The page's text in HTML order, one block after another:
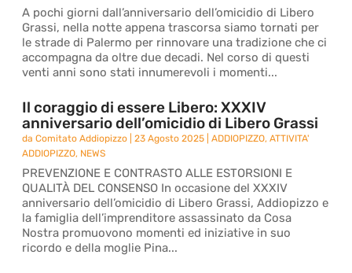
A pochi giorni dall’anniversario dell’omicidio di Libero
Grassi, nella notte appena trascorsa siamo tornati per
le strade di Palermo per rinnovare una tradizione che ci
accompagna da oltre due decadi. Nel corso di questi
venti anni sono stati innumerevoli i momenti...
Il coraggio di essere Libero: XXXIV
anniversario dell’omicidio di Libero Grassi
daComitato Addiopizzo |23 Agosto 2025 |ADDIOPIZZO,ATTIVITA'
ADDIOPIZZO, NEWS
PREVENZIONE E CONTRASTO ALLE ESTORSIONI E
QUALITÀ DEL CONSENSO In occasione del XXXIV
anniversario dell’omicidio di Libero Grassi, Addiopizzo e
la famiglia dell’imprenditore assassinato da Cosa
Nostra promuovono momenti ed iniziative in suo
ricordo e della moglie Pina...